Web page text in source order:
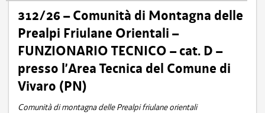
312/26 – Comunità di Montagna delle
Prealpi Friulane Orientali –
FUNZIONARIO TECNICO – cat. D –
presso l’Area Tecnica del Comune di
Vivaro (PN)
Comunità di montagna delle Prealpi friulane orientali